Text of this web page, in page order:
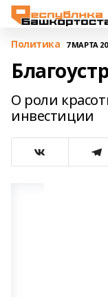
Политика 7 МАРТА
О роли
инвестиции